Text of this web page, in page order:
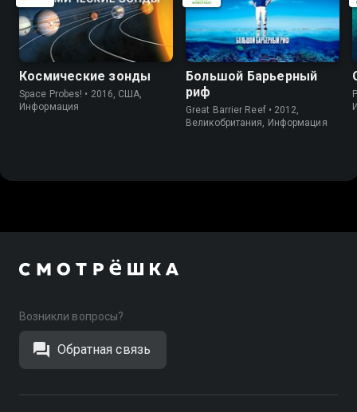
Космические зонды
Space Probes! • 2016, США,
Информация
Большой Барьерный
риф
Great Barrier Reef • 2012,
Великобритания, Информация
Возникли вопросы?
Обратная связь